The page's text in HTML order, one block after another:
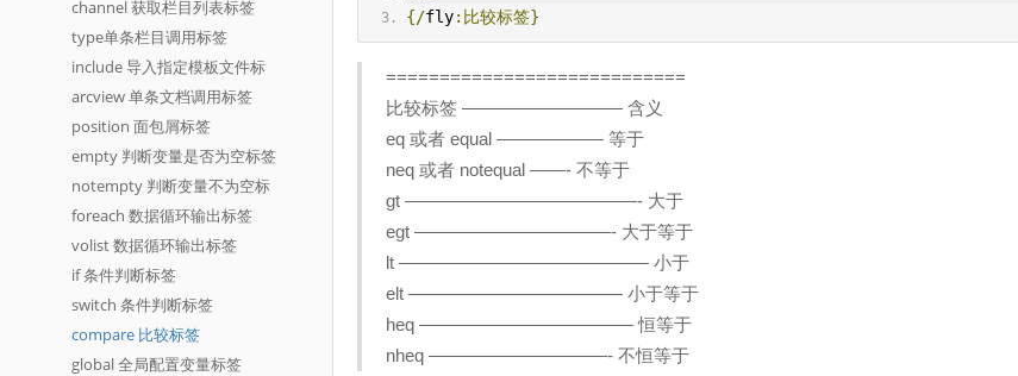
channel 获取栏目列表标签
type单条栏目调用标签
include 导入指定模板文件标
arcview 单条文档调用标签
position 面包屑标签
empty 判断变量是否为空标签
notempty 判断变量不为空标
foreach 数据循环输出标签
volist 数据循环输出标签
if 条件判断标签
switch 条件判断标签
compare 比较标签
global 全局配置变量标签
{/fly:比较标签}
============================
比较标签 ————————— 含义
eq 或者 equal —————— 等于
neq 或者 notequal ——- 不等于
gt —————————————- 大于
egt ———————————- 大于等于
lt —————————————— 小于
elt ———————————— 小于等于
heq ———————————— 恒等于
nheq ——————————- 不恒等于